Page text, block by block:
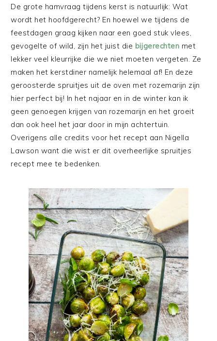
De grote hamvraag tijdens kerst is natuurlijk: Wat
wordt het hoofdgerecht? En hoewel we tijdens de
feestdagen graag kijken naar een goed stuk vlees,
gevogelte of wild, zijn het juist die bijgerechten met
lekker veel kleurrijke die we niet moeten vergeten. Ze
maken het kerstdiner namelijk helemaal af! En deze
geroosterde spruitjes uit de oven met rozemarijn zijn
hier perfect bij! In het najaar en in de winter kan ik
geen genoegen krijgen van rozemarijn en het groeit
dan ook heel het jaar door in mijn achtertuin.
Overigens alle credits voor het recept aan Nigella
Lawson want die wist er dit overheerlijke spruitjes
recept mee te bedenken.